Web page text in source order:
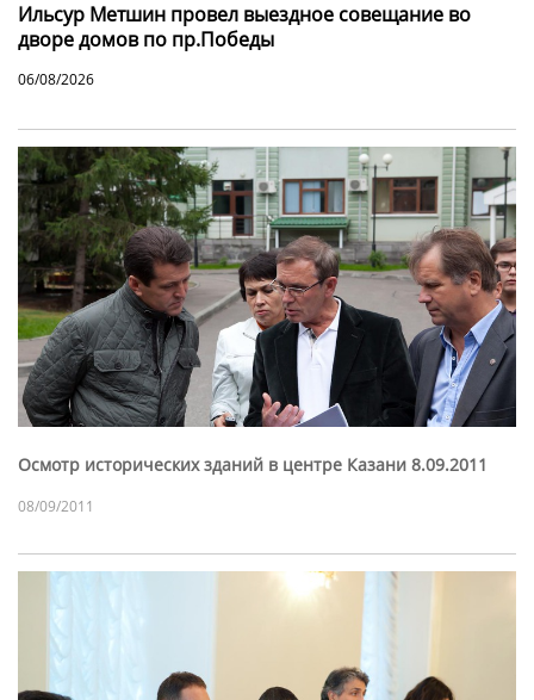
Ильсур Метшин провел выездное совещание во
дворе домов по пр.Победы
06/08/2026
Осмотр исторических зданий в центре Казани 8.09.2011
08/09/2011